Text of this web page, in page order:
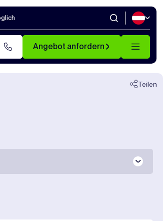
Angebot anfordern
Teilen
Schließen